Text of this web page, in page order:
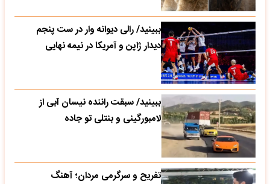
ببینید/ رالی دیوانه وار در ست پنجم
دیدار ژاپن و آمریکا در نیمه نهایی
ببینید/ سبقت راننده نیسان آبی از
لامبورگینی و بنتلی تو جاده
تفریح و سرگرمی مردان؛ آهنگ